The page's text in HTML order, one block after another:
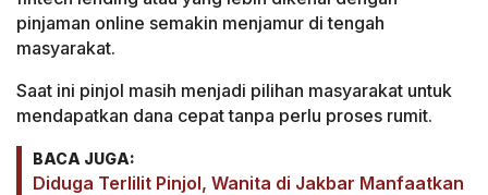
pinjaman online semakin menjamur di tengah
masyarakat.
Saat ini pinjol masih menjadi pilihan masyarakat untuk
mendapatkan dana cepat tanpa perlu proses rumit.
BACA JUGA:
Diduga Terlilit Pinjol, Wanita di Jakbar Manfaatkan